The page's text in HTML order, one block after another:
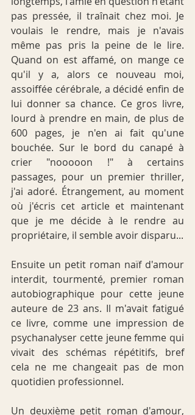
pas pressée, il traînait chez moi. Je
voulais le rendre, mais je n'avais
même pas pris la peine de le lire.
Quand on est affamé, on mange ce
qu'il y a, alors ce nouveau moi,
assoiffée cérébrale, a décidé enfin de
lui donner sa chance. Ce gros livre,
lourd à prendre en main, de plus de
600 pages, je n'en ai fait qu'une
bouchée. Sur le bord du canapé à
crier "nooooon !" à certains
passages, pour un premier thriller,
j'ai adoré. Étrangement, au moment
où j'écris cet article et maintenant
que je me décide à le rendre au
propriétaire, il semble avoir disparu...
Ensuite un petit roman naïf d'amour
interdit, tourmenté, premier roman
autobiographique pour cette jeune
auteure de 23 ans. Il m'avait fatigué
ce livre, comme une impression de
psychanalyser cette jeune femme qui
vivait des schémas répétitifs, bref
cela ne me changeait pas de mon
quotidien professionnel.
Un deuxième petit roman d'amour,